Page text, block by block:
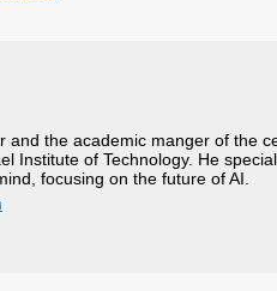
and the academic manger of the
Institute of Technology. He
focusing on the future of AI.